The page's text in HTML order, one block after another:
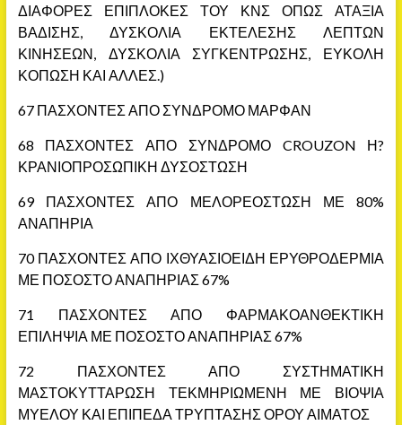
ΔΙΑΦΟΡΕΣ ΕΠΙΠΛΟΚΕΣ ΤΟΥ ΚΝΣ ΟΠΩΣ ΑΤΑΞΙΑ
ΒΑΔΙΣΗΣ, ΔΥΣΚΟΛΙΑ ΕΚΤΕΛΕΣΗΣ ΛΕΠΤΩΝ
ΚΙΝΗΣΕΩΝ, ΔΥΣΚΟΛΙΑ ΣΥΓΚΕΝΤΡΩΣΗΣ, ΕΥΚΟΛΗ
ΚΟΠΩΣΗ ΚΑΙ ΑΛΛΕΣ.)
67 ΠΑΣΧΟΝΤΕΣ ΑΠΟ ΣΥΝΔΡΟΜΟ ΜΑΡΦΑΝ
68 ΠΑΣΧΟΝΤΕΣ ΑΠΟ ΣΥΝΔΡΟΜΟ CROUZON Η?
ΚΡΑΝΙΟΠΡΟΣΩΠΙΚΗ ΔΥΣΟΣΤΩΣΗ
69 ΠΑΣΧΟΝΤΕΣ ΑΠΟ ΜΕΛΟΡΕΟΣΤΩΣΗ ΜΕ 80%
ΑΝΑΠΗΡΙΑ
70 ΠΑΣΧΟΝΤΕΣ ΑΠΟ ΙΧΘΥΑΣΙΟΕΙΔΗ ΕΡΥΘΡΟΔΕΡΜΙΑ
ΜΕ ΠΟΣΟΣΤΟ ΑΝΑΠΗΡΙΑΣ 67%
71 ΠΑΣΧΟΝΤΕΣ ΑΠΟ ΦΑΡΜΑΚΟΑΝΘΕΚΤΙΚΗ
ΕΠΙΛΗΨΙΑ ΜΕ ΠΟΣΟΣΤΟ ΑΝΑΠΗΡΙΑΣ 67%
72 ΠΑΣΧΟΝΤΕΣ ΑΠΟ ΣΥΣΤΗΜΑΤΙΚΗ
ΜΑΣΤΟΚΥΤΤΑΡΩΣΗ ΤΕΚΜΗΡΙΩΜΕΝΗ ΜΕ ΒΙΟΨΙΑ
ΜΥΕΛΟΥ ΚΑΙ ΕΠΙΠΕΔΑ ΤΡΥΠΤΑΣΗΣ ΟΡΟΥ ΑΙΜΑΤΟΣ